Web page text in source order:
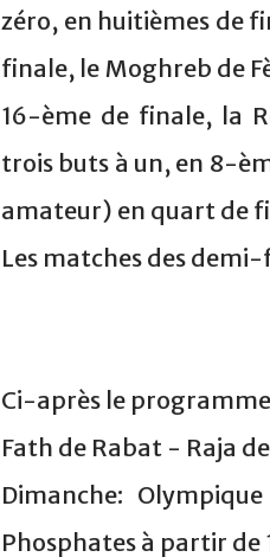
zéro, en huitièmes de
finale, le Moghreb de
16-ème de finale, la
trois buts à un, en 8-
amateur) en quart de
Les matches des
Ci-après le
Fath de Rabat - Raja
Dimanche:
Phosphates à partir de